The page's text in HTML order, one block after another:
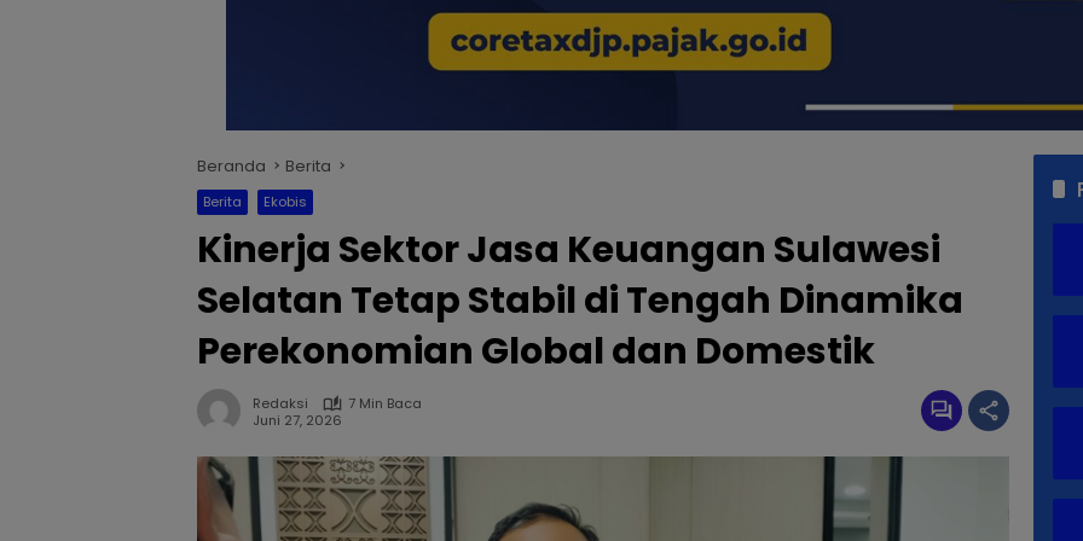
Beranda Berita
Berita Ekobis
Kinerja Sektor Jasa Keuangan Sulawesi
Selatan Tetap Stabil di Tengah Dinamika
Perekonomian Global dan Domestik
Redaksi
7 Min Baca
Juni 27, 2026